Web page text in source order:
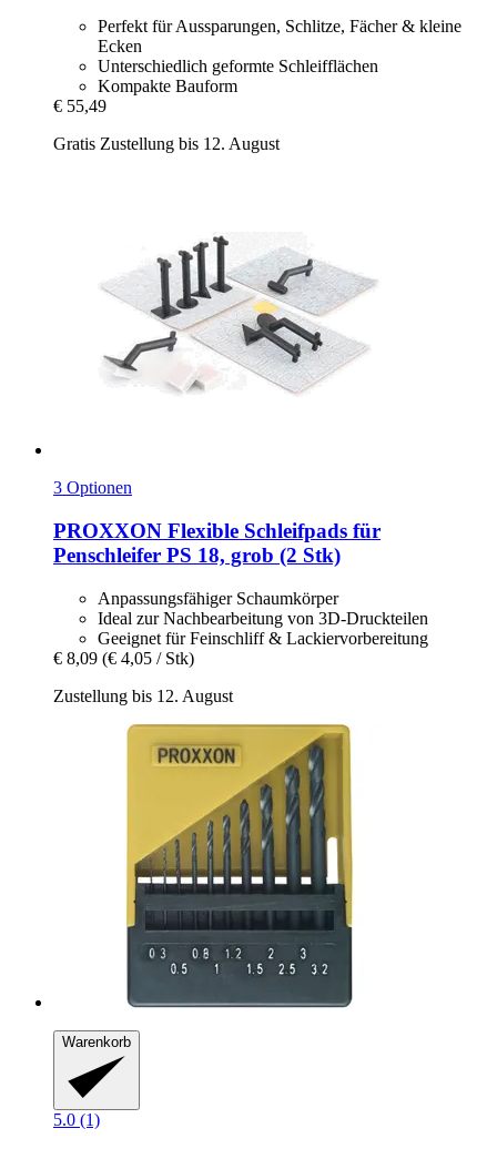
Perfekt für Aussparungen, Schlitze, Fächer & kleine
Ecken
Unterschiedlich geformte Schleifflächen
Kompakte Bauform
€ 55,49
Gratis Zustellung bis 12. August
3 Optionen
PROXXON Flexible Schleifpads für
Penschleifer PS 18, grob (2 Stk)
Anpassungsfähiger Schaumkörper
Ideal zur Nachbearbeitung von 3D-Druckteilen
Geeignet für Feinschliff & Lackiervorbereitung
€ 8,09 (€ 4,05 / Stk)
Zustellung bis 12. August
Warenkorb
5.0 (1)